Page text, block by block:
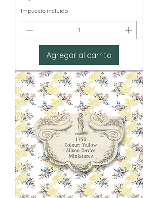
Impuesto incluido
Agregar al carrito